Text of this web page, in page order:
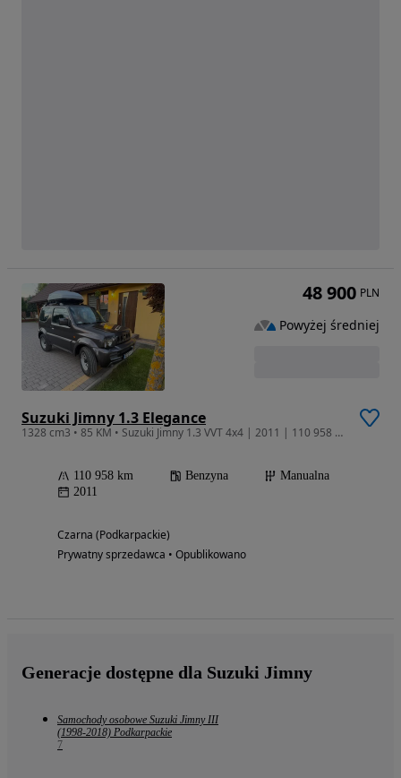
Suzuki Jimny 1.3 Elegance
1328 cm3 • 85 KM • Suzuki Jimny 1.3 VVT 4x4 | 2011 | 110 958 km | Salon Polska | Thule Pa
110 958 km Benzyna
Manualna
2011
Czarna (Podkarpackie)
Prywatny sprzedawca • Opublikowano
48 900 PLN
Powyżej średniej
Generacje dostępne dla Suzuki Jimny
Samochody osobowe Suzuki Jimny III
(1998-2018) Podkarpackie
7